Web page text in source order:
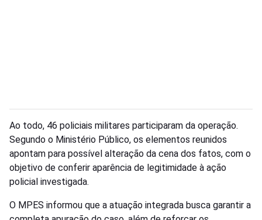
Ao todo, 46 policiais militares participaram da operação.
Segundo o Ministério Público, os elementos reunidos
apontam para possível alteração da cena dos fatos, com o
objetivo de conferir aparência de legitimidade à ação
policial investigada.
O MPES informou que a atuação integrada busca garantir a